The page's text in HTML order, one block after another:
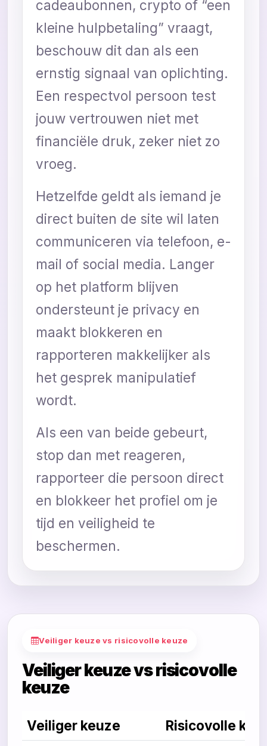
cadeaubonnen, crypto of “een
kleine hulpbetaling” vraagt,
beschouw dit dan als een
ernstig signaal van oplichting.
Een respectvol persoon test
jouw vertrouwen niet met
financiële druk, zeker niet zo
vroeg.
Hetzelfde geldt als iemand je
direct buiten de site wil laten
communiceren via telefoon, e-
mail of social media. Langer
op het platform blijven
ondersteunt je privacy en
maakt blokkeren en
rapporteren makkelijker als
het gesprek manipulatief
wordt.
Als een van beide gebeurt,
stop dan met reageren,
rapporteer die persoon direct
en blokkeer het profiel om je
tijd en veiligheid te
beschermen.
Veiliger keuze vs risicovolle keuze
Veiliger keuze vs risicovolle
keuze
Veiliger keuze
Risicovolle